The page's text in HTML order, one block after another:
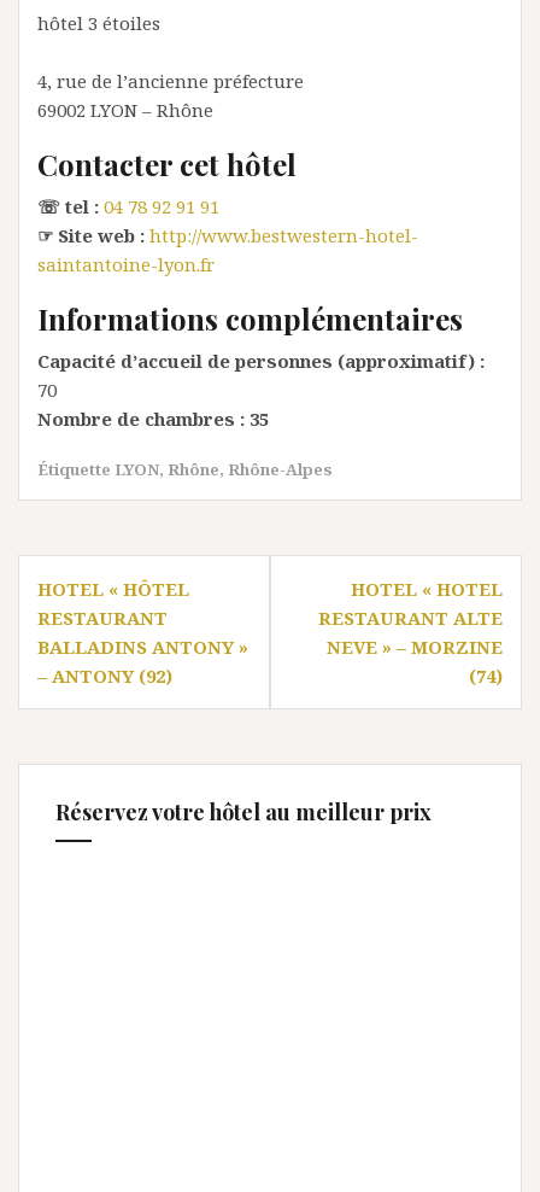
hôtel 3 étoiles
4, rue de l’ancienne préfecture
69002 LYON – Rhône
Contacter cet hôtel
☏ tel : 04 78 92 91 91
☞ Site web : http://www.bestwestern-hotel-
saintantoine-lyon.fr
Informations complémentaires
Capacité d’accueil de personnes (approximatif) :
70
Nombre de chambres : 35
Étiquette LYON, Rhône, Rhône-Alpes
Navigation
de
l’article
HOTEL « HÔTEL
RESTAURANT
BALLADINS ANTONY »
– ANTONY (92)
HOTEL « HOTEL
RESTAURANT ALTE
NEVE » – MORZINE
(74)
Réservez votre hôtel au meilleur prix